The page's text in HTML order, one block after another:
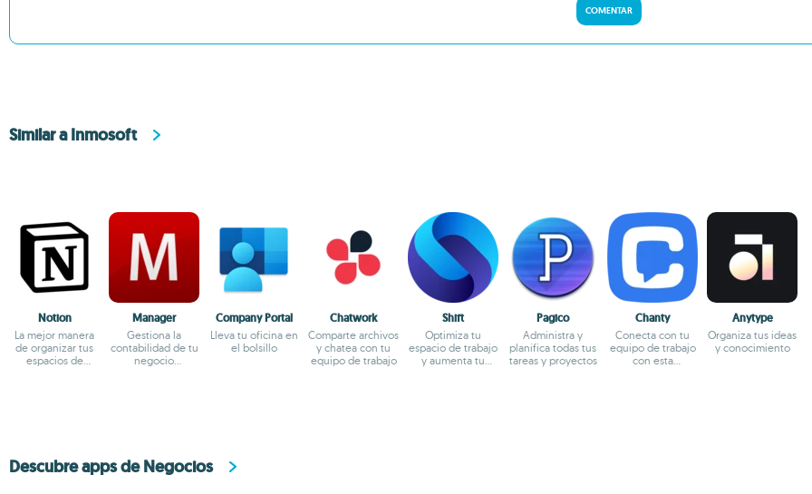
COMENTAR
Similar a Inmosoft
Notion
La mejor manera
de organizar tus
espacios de
Manager
Gestiona la
contabilidad de tu
negocio
Company Portal
Lleva tu oficina en
el bolsillo
Chatwork
Comparte archivos
y chatea con tu
equipo de trabajo
Shift
Optimiza tu
espacio de trabajo
y aumenta tu
Pagico
Administra y
planifica todas tus
tareas y proyectos
Chanty
Conecta con tu
equipo de trabajo
con esta
Anytype
Organiza tus ideas
y conocimiento
Descubre apps de Negocios